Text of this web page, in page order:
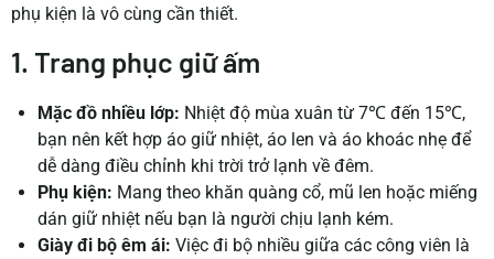
phụ kiện là vô cùng cần thiết.
1. Trang phục giữ ấm
Mặc đồ nhiều lớp: Nhiệt độ mùa xuân từ 7℃ đến 15℃,
bạn nên kết hợp áo giữ nhiệt, áo len vàáo khoác nhẹ để
dễ dàng điều chỉnh khi trời trở lạnh về đêm.
Phụ kiện: Mang theo khăn quàng cổ, mũ len hoặc miếng
dán giữ nhiệt nếu bạn là người chịu lạnh kém.
Giày đi bộ êm ái: Việc đi bộ nhiều giữa các công viên là